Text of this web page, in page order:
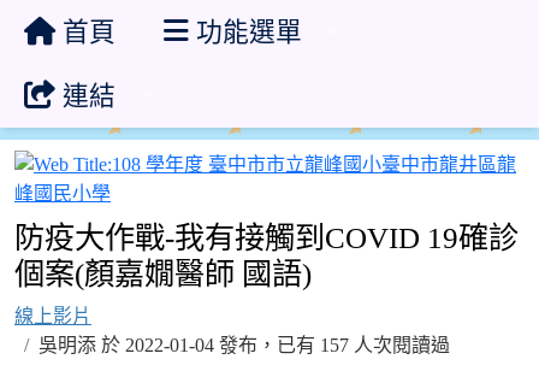
首頁 功能選單
連結
防疫大作戰-我有接觸到COVID 19確診
個案(顏嘉嫺醫師 國語)
線上影片
吳明添 於 2022-01-04 發布，已有 157 人次閱讀過